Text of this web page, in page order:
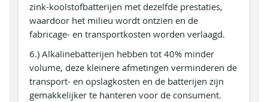
zink-koolstofbatterijen met dezelfde prestaties,
waardoor het milieu wordt ontzien en de
fabricage- en transportkosten worden verlaagd.
6.) Alkalinebatterijen hebben tot 40% minder
volume, deze kleinere afmetingen verminderen de
transport- en opslagkosten en de batterijen zijn
gemakkelijker te hanteren voor de consument.